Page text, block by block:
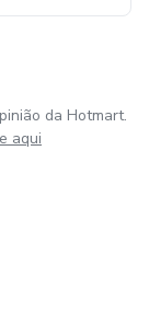
da Hotmart.
aqui